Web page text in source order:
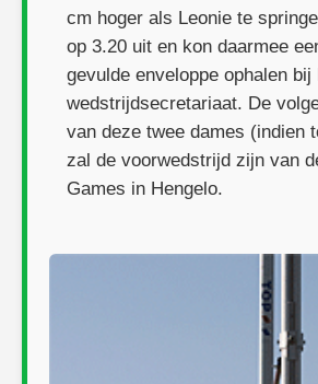
cm hoger als Leonie te
op 3.20 uit en kon daarmee
gevulde enveloppe ophalen bij
wedstrijdsecretariaat. De
van deze twee dames (indien
zal de voorwedstrijd zijn van
Games in Hengelo.